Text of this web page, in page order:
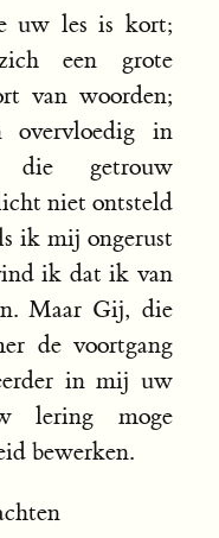
uw les is kort;
een grote
van woorden;
in
getrouw
niet ontsteld
ik mij ongerust
ik dat ik van
Maar Gij, die
de voortgang
in mij uw
lering moge
bewerken.